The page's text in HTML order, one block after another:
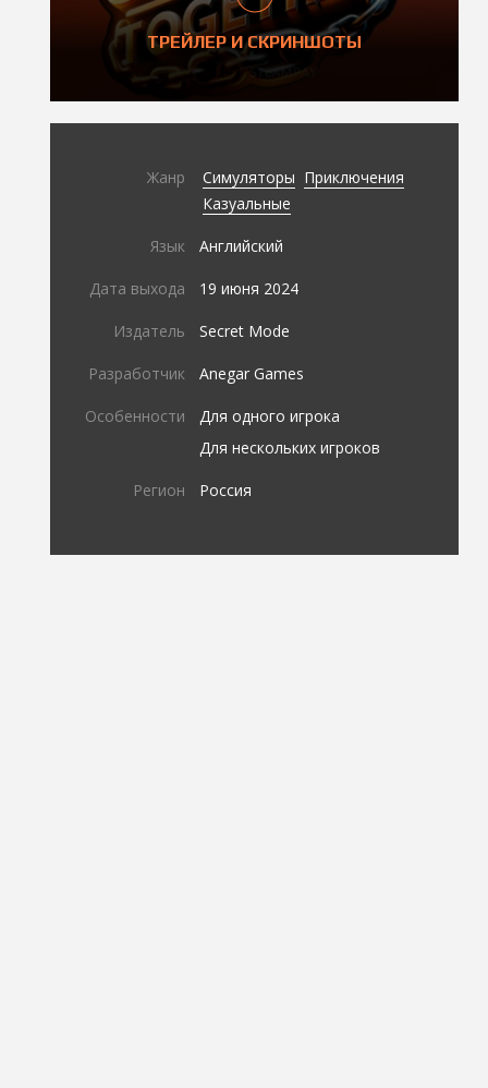
ТРЕЙЛЕР И СКРИНШОТЫ
Жанр Симуляторы Приключения
Казуальные
Язык Английский
Дата выхода 19 июня 2024
Издатель Secret Mode
Разработчик Anegar Games
Особенности
Для одного игрока
Для нескольких игроков
Регион Россия